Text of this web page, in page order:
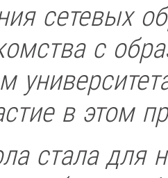
сетевых
с
в этом
стала для